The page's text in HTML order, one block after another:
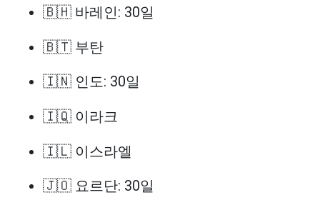
🇧🇭 바레인: 30일
🇧🇹 부탄
🇮🇳 인도: 30일
🇮🇶 이라크
🇮🇱 이스라엘
🇯🇴 요르단: 30일